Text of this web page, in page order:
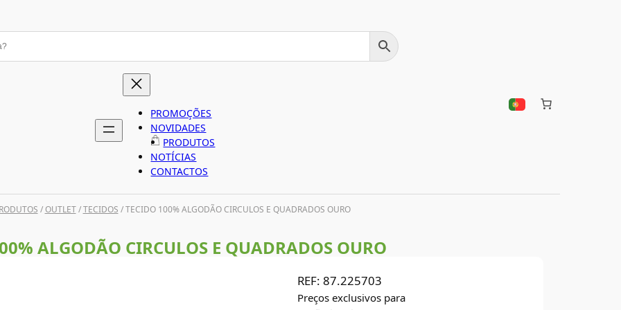
PROMOÇÕES
NOVIDADES
PRODUTOS
NOTÍCIAS
CONTACTOS
/OUTLET/TECIDOS / TECIDO 100% ALGODÃO CIRCULOS E QUADRADOS OURO
ALGODÃO CIRCULOS E QUADRADOS OURO
REF: 87.225703
Preços exclusivos para